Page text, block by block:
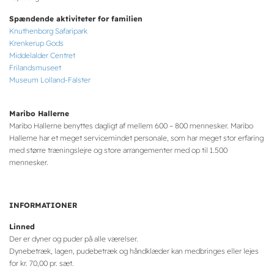
Spændende aktiviteter for familien
Knuthenborg Safaripark
Krenkerup Gods
Middelalder Centret
Frilandsmuseet
Museum Lolland-Falster
Maribo Hallerne
Maribo Hallerne benyttes dagligt af mellem 600 – 800 mennesker. Maribo
Hallerne har et meget servicemindet personale, som har meget stor erfaring
med større træningslejre og store arrangementer med op til 1.500
mennesker.
INFORMATIONER
Linned
Der er dyner og puder på alle værelser.
Dynebetræk, lagen, pudebetræk og håndklæder kan medbringes eller lejes
for kr. 70,00 pr. sæt.